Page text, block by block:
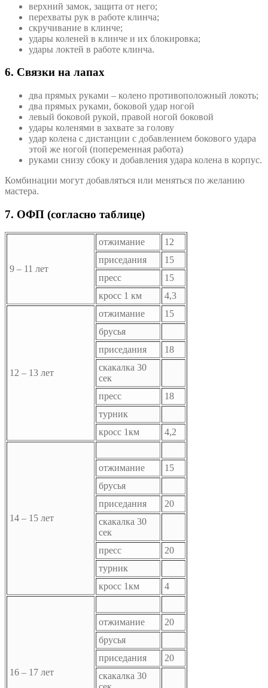
верхний замок, защита от него;
перехваты рук в работе клинча;
скручивание в клинче;
удары коленей в клинче и их блокировка;
удары локтей в работе клинча.
6. Связки на лапах
два прямых руками – колено противоположный локоть;
два прямых руками, боковой удар ногой
левый боковой рукой, правой ногой боковой
удары коленями в захвате за голову
удар колена с дистанции с добавлением бокового удара
этой же ногой (попеременная работа)
руками снизу сбоку и добавления удара колена в корпус.
Комбинации могут добавляться или меняться по желанию
мастера.
7. ОФП (согласно таблице)
9 – 11 лет
отжимание
12
приседания
15
пресс
15
кросс 1 км
4,3
12 – 13 лет
отжимание
15
брусья
приседания
18
скакалка 30
сек
пресс
18
турник
кросс 1км
4,2
14 – 15 лет
отжимание
15
брусья
приседания
20
скакалка 30
сек
пресс
20
турник
кросс 1км
4
16 – 17 лет
отжимание
20
брусья
приседания
20
скакалка 30